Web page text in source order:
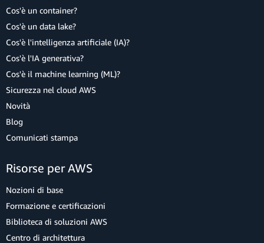
Cos'è un container?
Cos'è un data lake?
Cos'è l'intelligenza artificiale (IA)?
Cos'è l'IA generativa?
Cos'è il machine learning (ML)?
Sicurezza nel cloud AWS
Novità
Blog
Comunicati stampa
Risorse per AWS
Nozioni di base
Formazione e certificazioni
Biblioteca di soluzioni AWS
Centro di architettura